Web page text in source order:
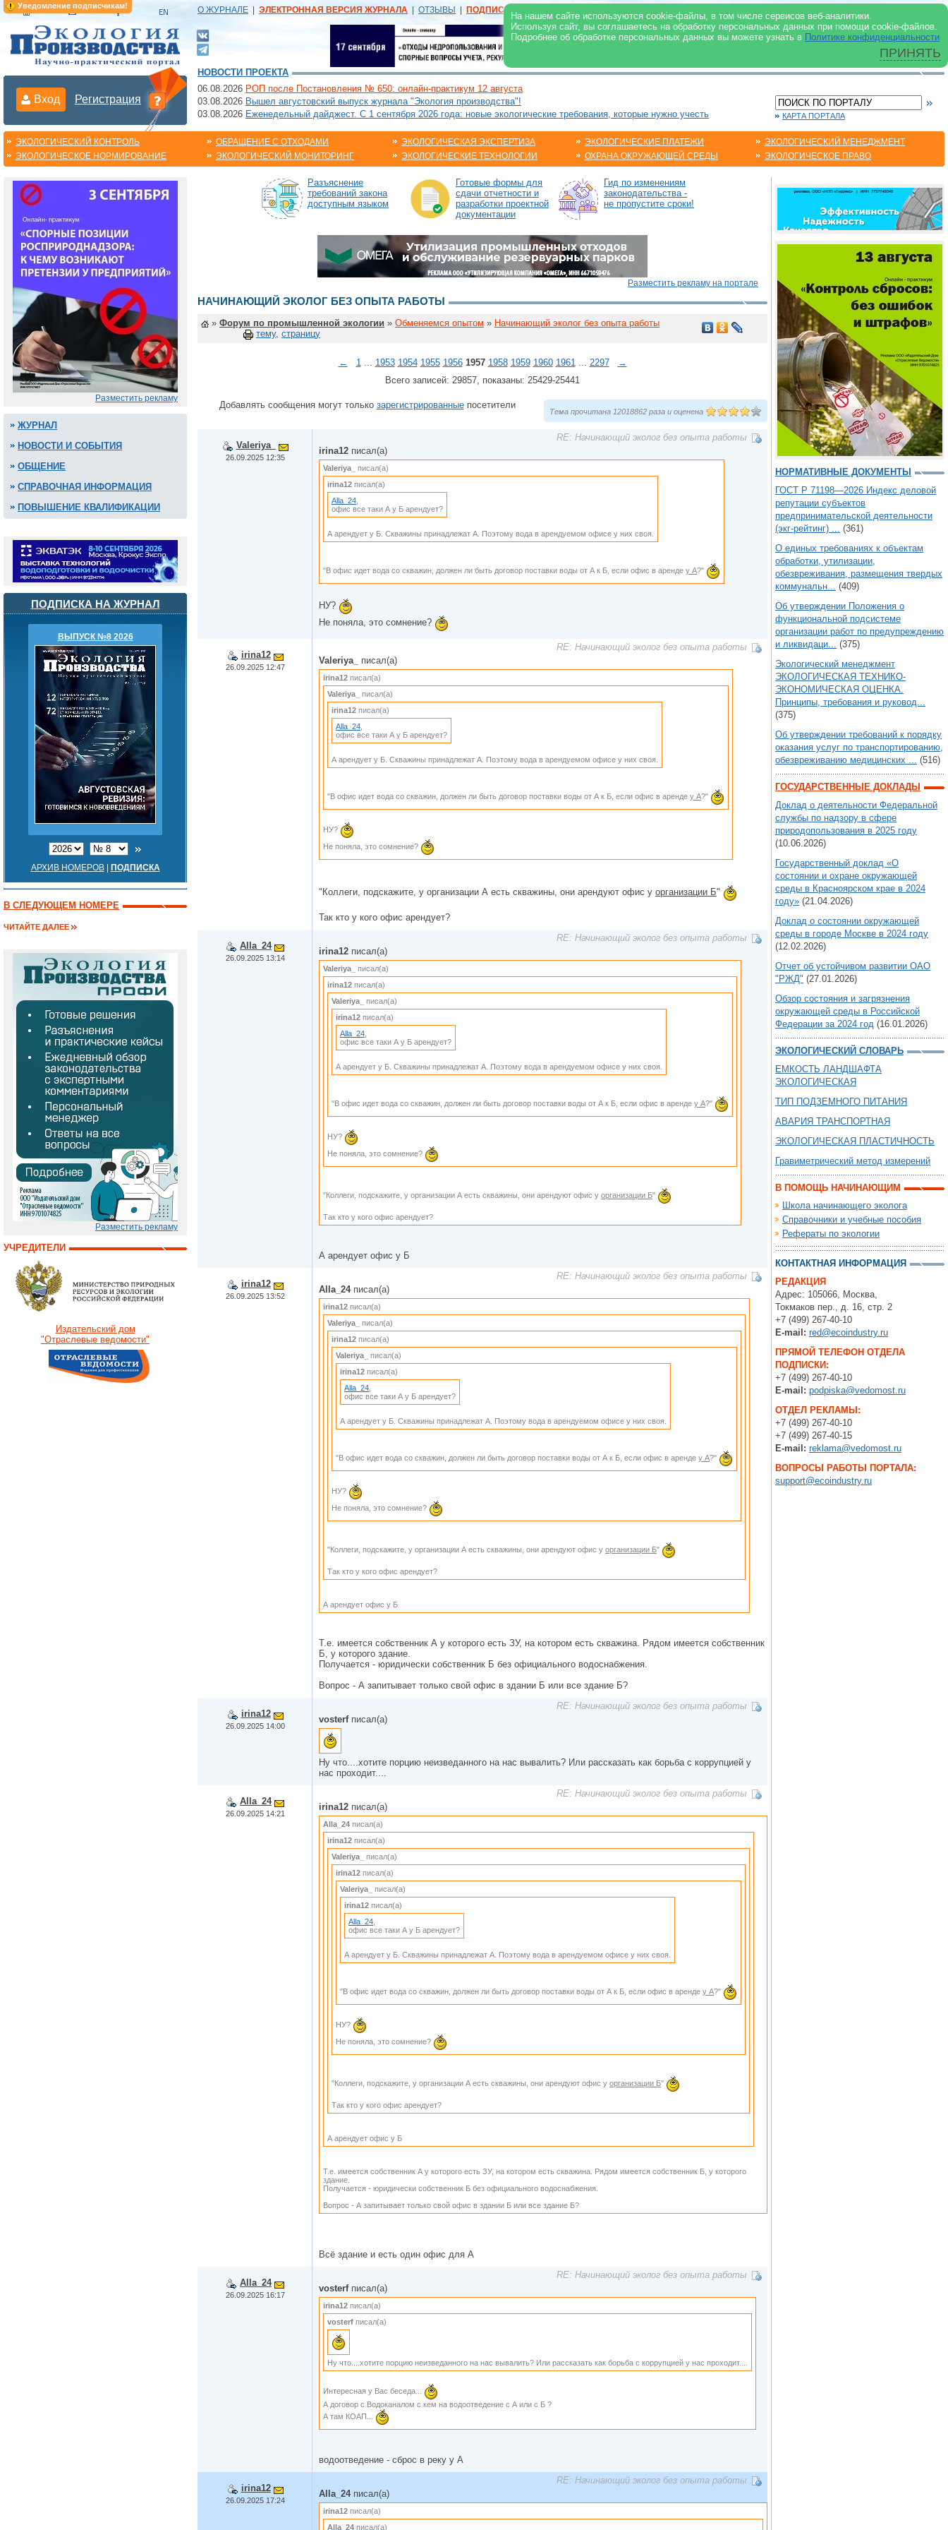
Уведомление подписчикам!
На нашем сайте используются cookie-файлы, в том числе сервисов веб-аналитики.
Используя сайт, вы соглашаетесь на обработку персональных данных при помощи cookie-файлов.
Подробнее об обработке персональных данных вы можете узнать в Политике конфиденциальности
ПРИНЯТЬ
О ЖУРНАЛЕ ЭЛЕКТРОННАЯ ВЕРСИЯ ЖУРНАЛА ОТЗЫВЫ ПОДПИСКА | В ЖУРНАЛЕ В ИНТЕРНЕТ
Вход Регистрация
НОВОСТИ ПРОЕКТА
06.08.2026 РОП после Постановления № 650: онлайн-практикум 12 августа
03.08.2026 Вышел августовский выпуск журнала "Экология производства"!
03.08.2026 Еженедельный дайджест. С 1 сентября 2026 года: новые экологические требования, которые нужно учесть КАРТА ПОРТАЛА
ЭКОЛОГИЧЕСКИЙ КОНТРОЛЬ
ЭКОЛОГИЧЕСКОЕ НОРМИРОВАНИЕ
ОБРАЩЕНИЕ С ОТХОДАМИ
ЭКОЛОГИЧЕСКИЙ МОНИТОРИНГ
ЭКОЛОГИЧЕСКАЯ ЭКСПЕРТИЗА
ЭКОЛОГИЧЕСКИЕ ТЕХНОЛОГИИ
ЭКОЛОГИЧЕСКИЕ ПЛАТЕЖИ
ОХРАНА ОКРУЖАЮЩЕЙ СРЕДЫ
ЭКОЛОГИЧЕСКИЙ МЕНЕДЖМЕНТ
ЭКОЛОГИЧЕСКОЕ ПРАВО
Разместить рекламу
ЖУРНАЛ
НОВОСТИ И СОБЫТИЯ
ОБЩЕНИЕ
СПРАВОЧНАЯ ИНФОРМАЦИЯ
ПОВЫШЕНИЕ КВАЛИФИКАЦИИ
ПОДПИСКА НА ЖУРНАЛ
ВЫПУСК №8 2026
АРХИВ НОМЕРОВ| ПОДПИСКА
В СЛЕДУЮЩЕМ НОМЕРЕ
ЧИТАЙТЕ ДАЛЕЕ
Разместить рекламу
УЧРЕДИТЕЛИ
Издательский дом
"Отраслевые ведомости"
Разъяснение
требований закона
доступным языком
Готовые формы для
сдачи отчетности и
разработки проектной
документации
Гид по изменениям
законодательства -
не пропустите сроки!
Разместить рекламу на портале
НАЧИНАЮЩИЙ ЭКОЛОГ БЕЗ ОПЫТА РАБОТЫ
» Форум по промышленной экологии » Обменяемся опытом » Начинающий эколог без опыта работы
тему, страницу
← 1... 1953 1954 1955 1956 1957 1958 1959 1960 1961... 2297
→
Всего записей: 29857, показаны: 25429-25441
Тема прочитана 12018862 раза и оценена
Добавлять сообщения могут только зарегистрированныепосетители
Valeriya_
26.09.2025 12:35
RE: Начинающий эколог без опыта работы
irina12 писал(а)
Valeriya_
писал(а)
irina12 писал(а)
Alla_24
офис все таки А у Б арендует?
А арендует у Б. Скважины принадлежат А. Поэтому вода в арендуемом офисе у них своя.
"В офис идет вода со скважин, должен ли быть договор поставки воды от А к Б, если офис в аренде у А?"
НУ?
Не поняла, это сомнение?
irina12
26.09.2025 12:47
RE: Начинающий эколог без опыта работы
Valeriya_
писал(а)
irina12 писал(а)
Valeriya_
писал(а)
irina12 писал(а)
Alla_24
офис все таки А у Б арендует?
А арендует у Б. Скважины принадлежат А. Поэтому вода в арендуемом офисе у них своя.
"В офис идет вода со скважин, должен ли быть договор поставки воды от А к Б, если офис в аренде у А?"
НУ?
Не поняла, это сомнение?
"Коллеги, подскажите, у организации А есть скважины, они арендуют офис у организации Б"
Так кто у кого офис арендует?
Alla_24
26.09.2025 13:14
RE: Начинающий эколог без опыта работы
irina12 писал(а)
Valeriya_
писал(а)
irina12 писал(а)
Valeriya_
писал(а)
irina12 писал(а)
Alla_24
офис все таки А у Б арендует?
А арендует у Б. Скважины принадлежат А. Поэтому вода в арендуемом офисе у них своя.
"В офис идет вода со скважин, должен ли быть договор поставки воды от А к Б, если офис в аренде у А?"
НУ?
Не поняла, это сомнение?
"Коллеги, подскажите, у организации А есть скважины, они арендуют офис у организации Б"
Так кто у кого офис арендует?
А арендует офис у Б
irina12
26.09.2025 13:52
RE: Начинающий эколог без опыта работы
Alla_24писал(а)
irina12 писал(а)
Valeriya_
писал(а)
irina12 писал(а)
Valeriya_
писал(а)
irina12 писал(а)
Alla_24
офис все таки А у Б арендует?
А арендует у Б. Скважины принадлежат А. Поэтому вода в арендуемом офисе у них своя.
"В офис идет вода со скважин, должен ли быть договор поставки воды от А к Б, если офис в аренде у А?"
НУ?
Не поняла, это сомнение?
"Коллеги, подскажите, у организации А есть скважины, они арендуют офис у организации Б"
Так кто у кого офис арендует?
А арендует офис у Б
Т.е. имеется собственник А у которого есть ЗУ, на котором есть скважина. Рядом имеется собственник
Б, у которого здание.
Получается - юридически собственник Б без официального водоснабжения.
Вопрос - А запитывает только свой офис в здании Б или все здание Б?
irina12
26.09.2025 14:00
RE: Начинающий эколог без опыта работы
vosterfписал(а)
Ну что....хотите порцию неизведанного на нас вывалить? Или рассказать как борьба с коррупцией у
нас проходит....
Alla_24
26.09.2025 14:21
RE: Начинающий эколог без опыта работы
irina12 писал(а)
Alla_24 писал(а)
irina12 писал(а)
Valeriya_
писал(а)
irina12 писал(а)
Valeriya_
писал(а)
irina12 писал(а)
Alla_24
офис все таки А у Б арендует?
А арендует у Б. Скважины принадлежат А. Поэтому вода в арендуемом офисе у них своя.
"В офис идет вода со скважин, должен ли быть договор поставки воды от А к Б, если офис в аренде у А?"
НУ?
Не поняла, это сомнение?
"Коллеги, подскажите, у организации А есть скважины, они арендуют офис у организации Б"
Так кто у кого офис арендует?
А арендует офис у Б
Т.е. имеется собственник А у которого есть ЗУ, на котором есть скважина. Рядом имеется собственник Б, у которого
здание.
Получается - юридически собственник Б без официального водоснабжения.
Вопрос - А запитывает только свой офис в здании Б или все здание Б?
Всё здание и есть один офис для А
Alla_24
26.09.2025 16:17
RE: Начинающий эколог без опыта работы
vosterfписал(а)
irina12 писал(а)
vosterf писал(а)
Ну что....хотите порцию неизведанного на нас вывалить? Или рассказать как борьба с коррупцией у нас проходит....
Интересная у Вас беседа...
А договор с Водоканалом с кем на водоотведение с А или с Б ?
А там КОАП...
водоотведение - сброс в реку у А
irina12
26.09.2025 17:24
RE: Начинающий эколог без опыта работы
Alla_24писал(а)
irina12 писал(а)
Alla_24 писал(а)
НОРМАТИВНЫЕ ДОКУМЕНТЫ
ГОСТ Р 71198—2026 Индекс деловой
репутации субъектов
предпринимательской деятельности
(экг-рейтинг) ... (361)
О единых требованиях к объектам
обработки, утилизации,
обезвреживания, размещения твердых
коммунальн... (409)
Об утверждении Положения о
функциональной подсистеме
организации работ по предупреждению
и ликвидаци... (375)
Экологический менеджмент
ЭКОЛОГИЧЕСКАЯ ТЕХНИКО-
ЭКОНОМИЧЕСКАЯ ОЦЕНКА.
Принципы, требования и руковод...
(375)
Об утверждении требований к порядку
оказания услуг по транспортированию,
обезвреживанию медицинских ... (516)
ГОСУДАРСТВЕННЫЕ ДОКЛАДЫ
Доклад о деятельности Федеральной
службы по надзору в сфере
природопользования в 2025 году
(10.06.2026)
Государственный доклад «О
состоянии и охране окружающей
среды в Красноярском крае в 2024
году» (21.04.2026)
Доклад о состоянии окружающей
среды в городе Москве в 2024 году
(12.02.2026)
Отчет об устойчивом развитии ОАО
"РЖД" (27.01.2026)
Обзор состояния и загрязнения
окружающей среды в Российской
Федерации за 2024 год (16.01.2026)
ЭКОЛОГИЧЕСКИЙ СЛОВАРЬ
ЕМКОСТЬ ЛАНДШАФТА
ЭКОЛОГИЧЕСКАЯ
ТИП ПОДЗЕМНОГО ПИТАНИЯ
АВАРИЯ ТРАНСПОРТНАЯ
ЭКОЛОГИЧЕСКАЯ ПЛАСТИЧНОСТЬ
Гравиметрический метод измерений
В ПОМОЩЬ НАЧИНАЮЩИМ
Школа начинающего эколога
Справочники и учебные пособия
Рефераты по экологии
КОНТАКТНАЯ ИНФОРМАЦИЯ
РЕДАКЦИЯ
Адрес: 105066, Москва,
Токмаков пер., д. 16, стр. 2
+7 (499) 267-40-10
E-mail: red@ecoindustry.ru
ПРЯМОЙ ТЕЛЕФОН ОТДЕЛА
ПОДПИСКИ:
+7 (499) 267-40-10
E-mail: podpiska@vedomost.ru
ОТДЕЛ РЕКЛАМЫ:
+7 (499) 267-40-10
+7 (499) 267-40-15
E-mail: reklama@vedomost.ru
ВОПРОСЫ РАБОТЫ ПОРТАЛА:
support@ecoindustry.ru